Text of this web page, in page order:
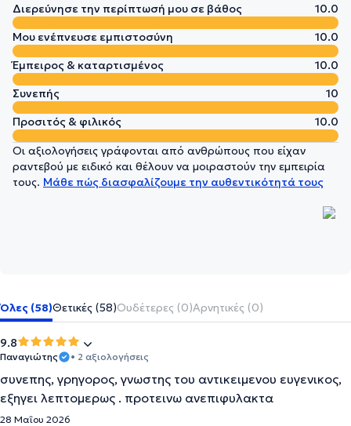
Διερεύνησε την περίπτωσή μου σε βάθος
10.0
Μου ενέπνευσε εμπιστοσύνη
10.0
Έμπειρος & καταρτισμένος
10.0
Συνεπής
10
Προσιτός & φιλικός
10.0
Οι αξιολογήσεις γράφονται από ανθρώπους που είχαν
ραντεβού με ειδικό και θέλουν να μοιραστούν την εμπειρία
τους. Μάθε πώς διασφαλίζουμε την αυθεντικότητά τους
Όλες (58)Θετικές (58)Ουδέτερες (0)Αρνητικές (0)
9.8
Παναγιώτης • 2 αξιολογήσεις
συνεπης, γρηγορος, γνωστης του αντικειμενου ευγενικος,
εξηγει λεπτομερως . προτεινω ανεπιφυλακτα
28 Μαΐου 2026